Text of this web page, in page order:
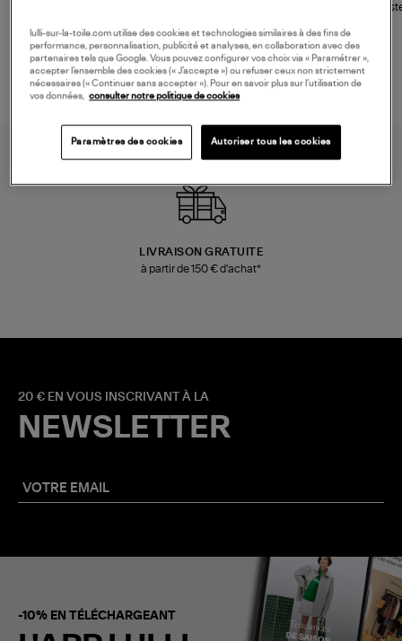
LIVRAISON GRATUITE
à partir de 150 € d'achat*
20 € EN VOUS INSCRIVANT À LA
NEWSLETTER
-10% EN TÉLÉCHARGEANT
lulli-sur-la-toile.com utilise des cookies et technologies similaires à des fins de
performance, personnalisation, publicité et analyses, en collaboration avec des
partenaires tels que Google. Vous pouvez configurer vos choix via « Paramétrer »,
accepter l’ensemble des cookies (« J’accepte ») ou refuser ceux non strictement
nécessaires (« Continuer sans accepter »). Pour en savoir plus sur l’utilisation de
vos données, consulter notre politique de cookies
Paramètres des cookies Autoriser tous les cookies